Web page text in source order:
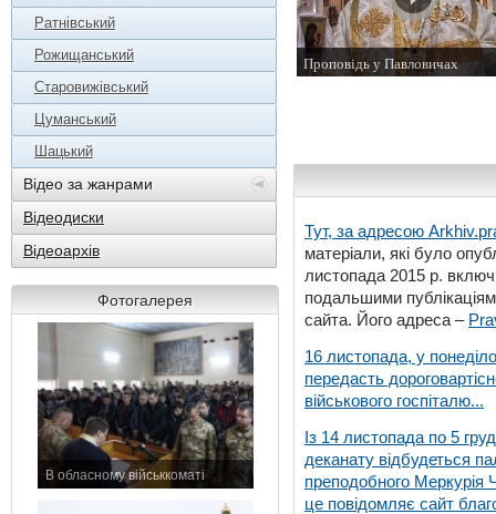
Ратнівський
Рожищанський
Старовижівський
Цуманський
Шацький
Відео за жанрами
Відеодиски
Відеоархів
Фотогалерея
В обласному військкоматі
Проповідь у Павловичах
Тут, за адресою
матеріали, які було
листопада 2015 р.
подальшими
сайта. Його адреса –
16 листопада, у
передасть
військового госпіталю...
Із 14 листопада по 5
деканату відбудеться
преподобного Меркурія
це повідомляє сайт